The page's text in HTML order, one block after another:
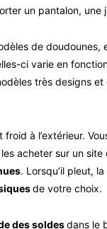
un pantalon,
de
ci varie en
très designs
à l’extérieur.
acheter sur un
. Lorsqu’il pleut,
de votre choix.
des soldesdans le